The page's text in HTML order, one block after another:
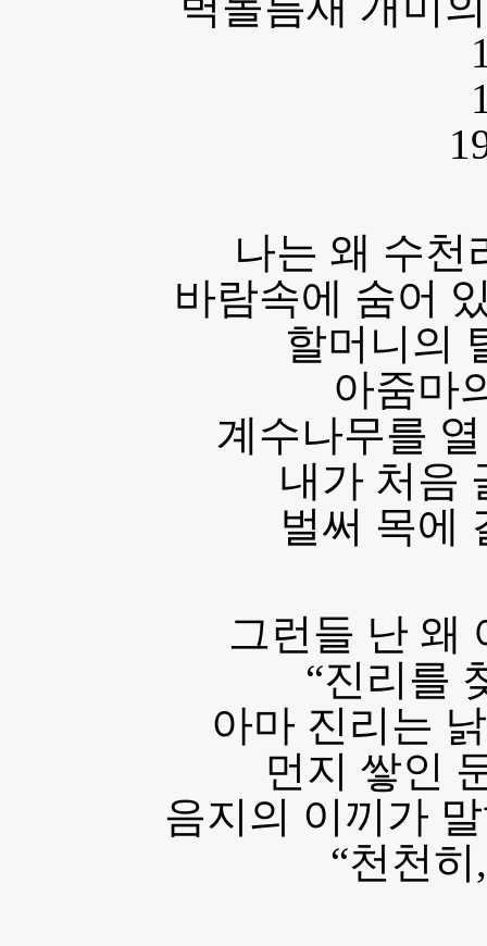
나는 왜 수천
바람속에 숨어
할머니의
아줌마
계수나무를
내가 처음
벌써 목에
그런들 난 왜
“진리를
아마 진리는
먼지 쌓인
음지의 이끼가
“천천